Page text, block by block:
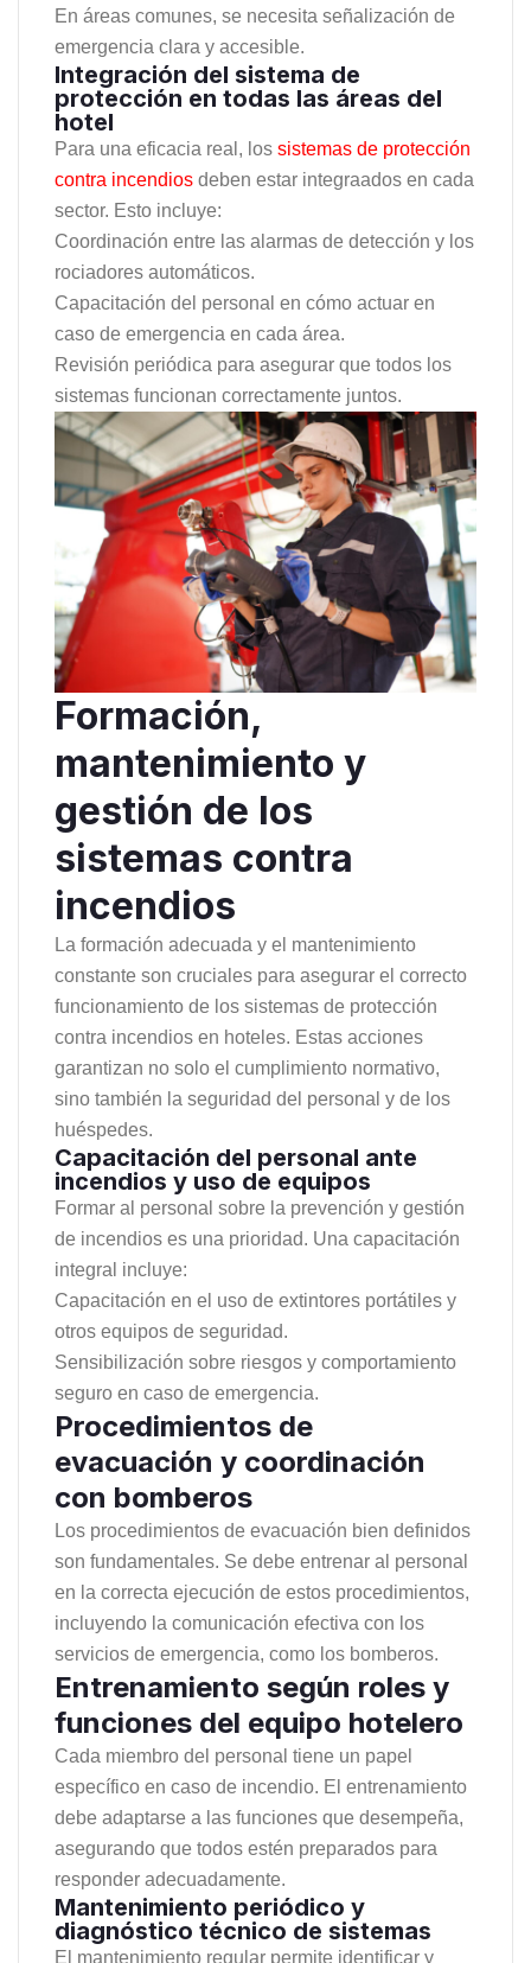
En áreas comunes, se necesita señalización de
emergencia clara y accesible.
Integración del sistema de
protección en todas las áreas del
hotel
Para una eficacia real, los sistemas de protección
contra incendios deben estar integraados en cada
sector. Esto incluye:
Coordinación entre las alarmas de detección y los
rociadores automáticos.
Capacitación del personal en cómo actuar en
caso de emergencia en cada área.
Revisión periódica para asegurar que todos los
sistemas funcionan correctamente juntos.
Formación,
mantenimiento y
gestión de los
sistemas contra
incendios
La formación adecuada y el mantenimiento
constante son cruciales para asegurar el correcto
funcionamiento de los sistemas de protección
contra incendios en hoteles. Estas acciones
garantizan no solo el cumplimiento normativo,
sino también la seguridad del personal y de los
huéspedes.
Capacitación del personal ante
incendios y uso de equipos
Formar al personal sobre la prevención y gestión
de incendios es una prioridad. Una capacitación
integral incluye:
Capacitación en el uso de extintores portátiles y
otros equipos de seguridad.
Sensibilización sobre riesgos y comportamiento
seguro en caso de emergencia.
Procedimientos de
evacuación y coordinación
con bomberos
Los procedimientos de evacuación bien definidos
son fundamentales. Se debe entrenar al personal
en la correcta ejecución de estos procedimientos,
incluyendo la comunicación efectiva con los
servicios de emergencia, como los bomberos.
Entrenamiento según roles y
funciones del equipo hotelero
Cada miembro del personal tiene un papel
específico en caso de incendio. El entrenamiento
debe adaptarse a las funciones que desempeña,
asegurando que todos estén preparados para
responder adecuadamente.
Mantenimiento periódico y
diagnóstico técnico de sistemas
El mantenimiento regular permite identificar y